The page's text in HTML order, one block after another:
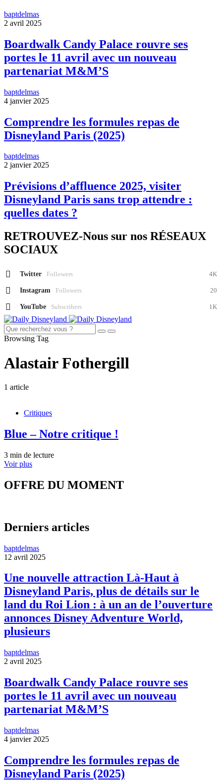
baptdelmas
2 avril 2025
Boardwalk Candy Palace rouvre ses
portes le 11 avril avec un nouveau
partenariat M&M’S
baptdelmas
4 janvier 2025
Comprendre les formules repas de
Disneyland Paris (2025)
baptdelmas
2 janvier 2025
Prévisions d’affluence 2025, visiter
Disneyland Paris sans trop attendre :
quelles dates ?
RETROUVEZ-Nous sur nos RÉSEAUX
SOCIAUX
Twitter 4K
Followers
Instagram 20
Followers
YouTube 1K
Subscribers
Browsing Tag
Alastair Fothergill
1 article
Critiques
Blue – Notre critique !
3 min de lecture
Voir plus
OFFRE DU MOMENT
Derniers articles
baptdelmas
12 avril 2025
Une nouvelle attraction Là-Haut à
Disneyland Paris, plus de détails sur le
land du Roi Lion : à un an de l’ouverture
annonces Disney Adventure World,
plusieurs
baptdelmas
2 avril 2025
Boardwalk Candy Palace rouvre ses
portes le 11 avril avec un nouveau
partenariat M&M’S
baptdelmas
4 janvier 2025
Comprendre les formules repas de
Disneyland Paris (2025)